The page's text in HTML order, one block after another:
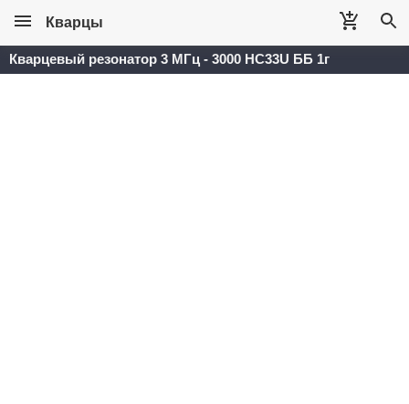
Кварцы
Кварцевый резонатор 3 МГц - 3000 HC33U ББ 1г